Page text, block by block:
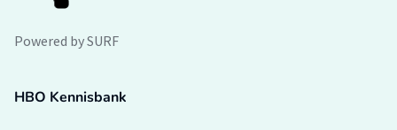
Powered by SURF
HBO Kennisbank